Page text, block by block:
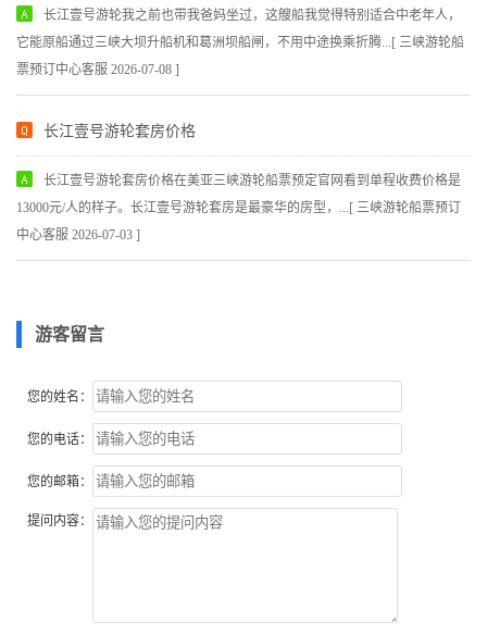
长江壹号游轮我之前也带我爸妈坐过，这艘船我觉得特别适合中老年人，
它能原船通过三峡大坝升船机和葛洲坝船闸，不用中途换乘折腾...[ 三峡游轮船
票预订中心客服 2026-07-08 ]
长江壹号游轮套房价格
长江壹号游轮套房价格在美亚三峡游轮船票预定官网看到单程收费价格是
13000元/人的样子。长江壹号游轮套房是最豪华的房型，...[ 三峡游轮船票预订
中心客服 2026-07-03 ]
游客留言
您的姓名：
您的电话：
您的邮箱：
提问内容：